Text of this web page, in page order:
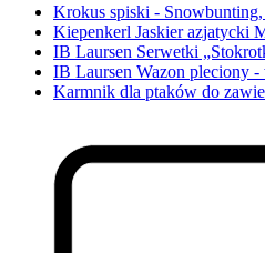
Krokus spiski - Snowbunting,
Kiepenkerl Jaskier azjatycki
IB Laursen Serwetki
IB Laursen Wazon pleciony -
Karmnik dla ptaków do